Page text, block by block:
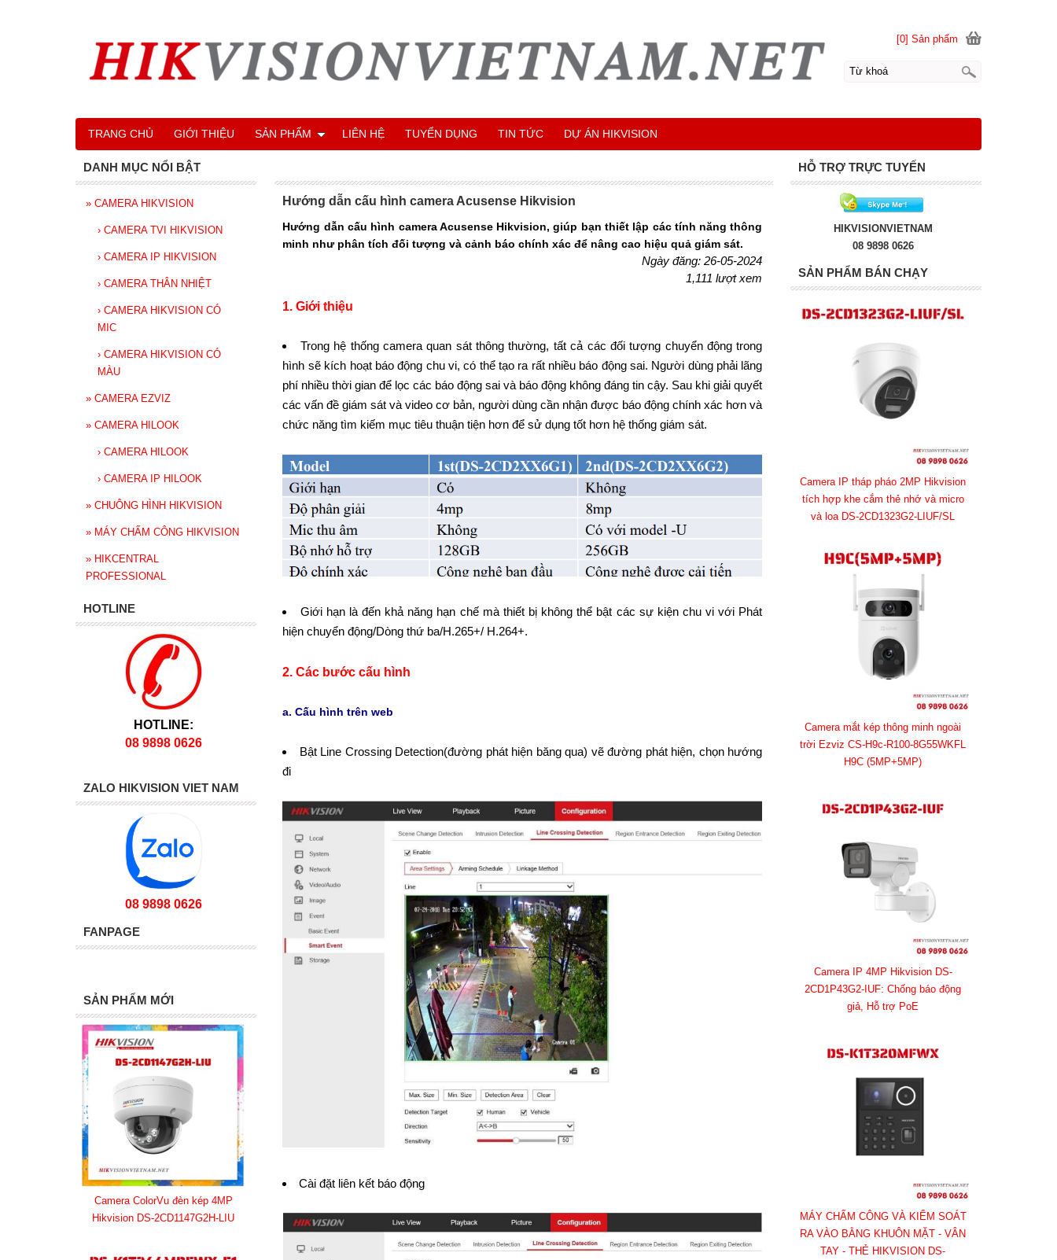
Hướng dẫn cấu hình camera Acusense Hikvision
Hướng dẫn cấu hình camera Acusense Hikvision, giúp bạn thiết lập các tính năng thông
minh như phân tích đối tượng và cảnh báo chính xác để nâng cao hiệu quả giám sát.
Ngày đăng: 26-05-2024
1,111 lượt xem
1. Giới thiệu
Trong hệ thống camera quan sát thông thường, tất cả các đối tượng chuyển động trong
hình sẽ kích hoạt báo động chu vi, có thể tạo ra rất nhiều báo động sai. Người dùng phải lãng
phí nhiều thời gian để lọc các báo động sai và báo động không đáng tin cậy. Sau khi giải quyết
các vấn đề giám sát và video cơ bản, người dùng cần nhận được báo động chính xác hơn và
chức năng tìm kiếm mục tiêu thuận tiện hơn để sử dụng tốt hơn hệ thống giám sát.
Giới hạn là đến khả năng hạn chế mà thiết bị không thể bật các sự kiện chu vi với Phát
hiện chuyển động/Dòng thứ ba/H.265+/ H.264+.
2. Các bước cấu hình
a. Cấu hình trên web
Bật Line Crossing Detection(đường phát hiện băng qua) vẽ đường phát hiện, chọn hướng
đi
Cài đặt liên kết báo động
HỖ TRỢ TRỰC TUYẾN
HIKVISIONVIETNAM
08 9898 0626
SẢN PHẨM BÁN CHẠY
Camera IP tháp pháo 2MP Hikvision
tích hợp khe cắm thẻ nhớ và micro
và loa DS-2CD1323G2-LIUF/SL
Camera mắt kép thông minh ngoài
trời Ezviz CS-H9c-R100-8G55WKFL
H9C (5MP+5MP)
Camera IP 4MP Hikvision DS-
2CD1P43G2-IUF: Chống báo động
giả, Hỗ trợ PoE
MÁY CHẤM CÔNG VÀ KIỂM SOÁT
RA VÀO BẰNG KHUÔN MẶT - VÂN
TAY - THẺ HIKVISION DS-
DANH MỤC NỔI BẬT
» CAMERA HIKVISION
› CAMERA TVI HIKVISION
› CAMERA IP HIKVISION
› CAMERA THÂN NHIỆT
› CAMERA HIKVISION CÓ
MIC
› CAMERA HIKVISION CÓ
MÀU
» CAMERA EZVIZ
» CAMERA HILOOK
› CAMERA HILOOK
› CAMERA IP HILOOK
» CHUÔNG HÌNH HIKVISION
» MÁY CHẤM CÔNG HIKVISION
» HIKCENTRAL
PROFESSIONAL
HOTLINE
HOTLINE:
08 9898 0626
ZALO HIKVISION VIET NAM
08 9898 0626
FANPAGE
SẢN PHẨM MỚI
Camera ColorVu đèn kép 4MP
Hikvision DS-2CD1147G2H-LIU
[0] Sản phẩm
TRANG CHỦ GIỚI THIỆU SẢN PHẨM LIÊN HỆ TUYỂN DỤNG TIN TỨC DỰ ÁN HIKVISION